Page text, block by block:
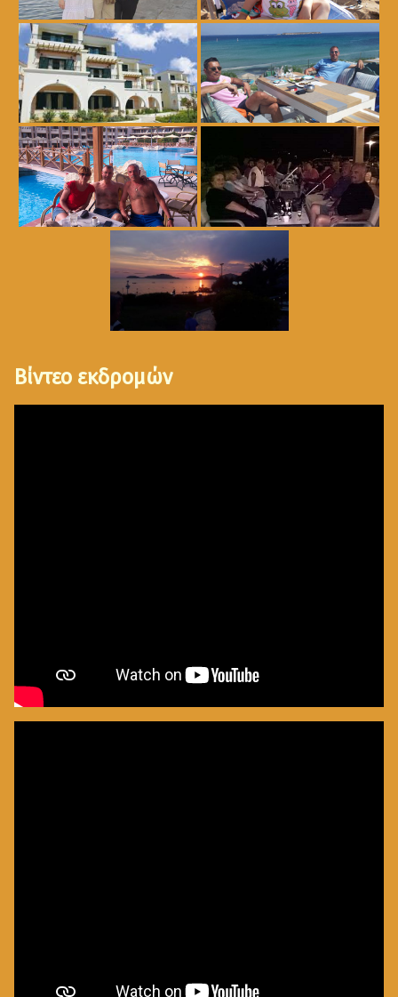
Βίντεο εκδρομών